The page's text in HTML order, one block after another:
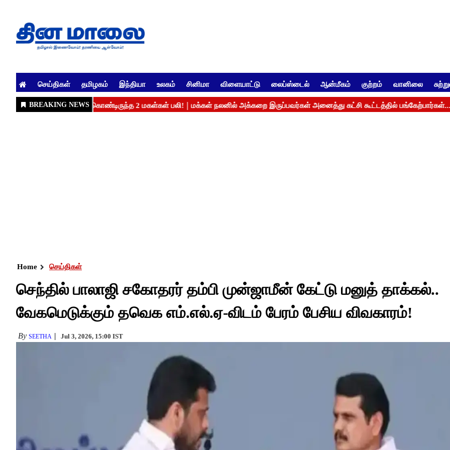
செய்திகள் தமிழகம் இந்தியா உலகம் சினிமா விளையாட்டு லைப்ஸ்டைல் ஆன்மீகம் குற்றம் வானிலை
Home செய்திகள்
செந்தில் பாலாஜி சகோதரர் தம்பி முன்ஜாமீன் கேட்டு மனுத் தாக்கல்..
வேகமெடுக்கும் தவெக எம்.எல்.ஏ-விடம் பேரம் பேசிய விவகாரம்!
By SEETHA Jul 3, 2026, 15:00 IST